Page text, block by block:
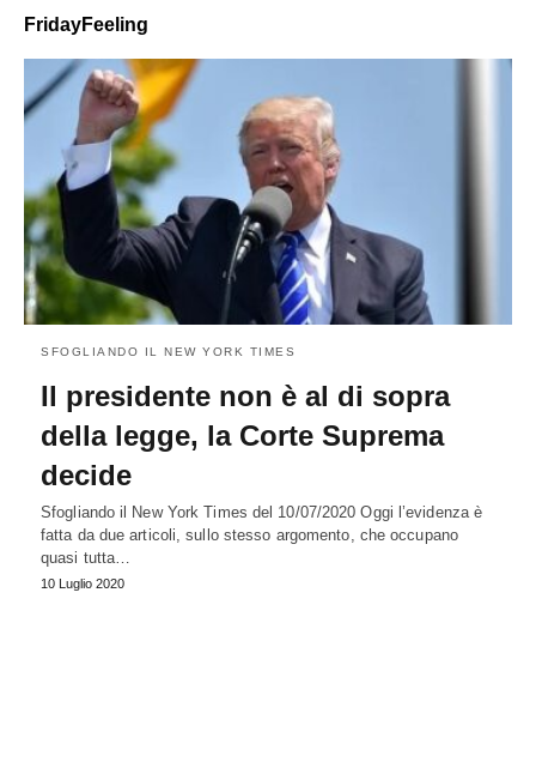
FridayFeeling
SFOGLIANDO IL NEW YORK TIMES
Il presidente non è al di sopra
della legge, la Corte Suprema
decide
Sfogliando il New York Times del 10/07/2020 Oggi l’evidenza è
fatta da due articoli, sullo stesso argomento, che occupano
quasi tutta…
10 Luglio 2020